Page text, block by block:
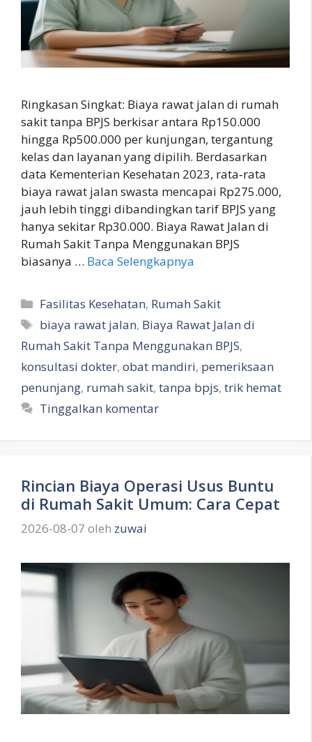
Ringkasan Singkat: Biaya rawat jalan di rumah
sakit tanpa BPJS berkisar antara Rp150.000
hingga Rp500.000 per kunjungan, tergantung
kelas dan layanan yang dipilih. Berdasarkan
data Kementerian Kesehatan 2023, rata‑rata
biaya rawat jalan swasta mencapai Rp275.000,
jauh lebih tinggi dibandingkan tarif BPJS yang
hanya sekitar Rp30.000. Biaya Rawat Jalan di
Rumah Sakit Tanpa Menggunakan BPJS
biasanya … Baca Selengkapnya
Kategori
Fasilitas Kesehatan, Rumah Sakit
Tag
biaya rawat jalan, Biaya Rawat Jalan di
Rumah Sakit Tanpa Menggunakan BPJS,
konsultasi dokter, obat mandiri, pemeriksaan
penunjang, rumah sakit, tanpa bpjs, trik hemat
Tinggalkan komentar
Rincian Biaya Operasi Usus Buntu
di Rumah Sakit Umum: Cara Cepat
2026-08-07 oleh zuwai